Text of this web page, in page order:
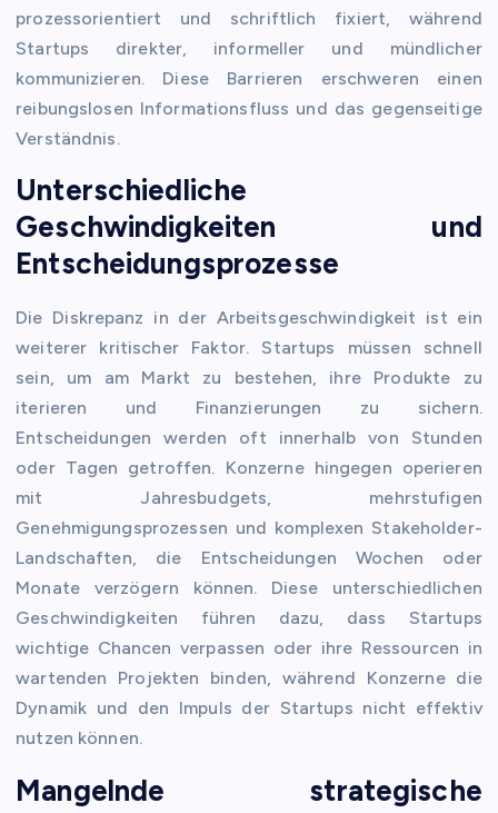
prozessorientiert und schriftlich fixiert, während
Startups direkter, informeller und mündlicher
kommunizieren. Diese Barrieren erschweren einen
reibungslosen Informationsfluss und das gegenseitige
Verständnis.
Unterschiedliche
Geschwindigkeiten und
Entscheidungsprozesse
Die Diskrepanz in der Arbeitsgeschwindigkeit ist ein
weiterer kritischer Faktor. Startups müssen schnell
sein, um am Markt zu bestehen, ihre Produkte zu
iterieren und Finanzierungen zu sichern.
Entscheidungen werden oft innerhalb von Stunden
oder Tagen getroffen. Konzerne hingegen operieren
mit Jahresbudgets, mehrstufigen
Genehmigungsprozessen und komplexen Stakeholder-
Landschaften, die Entscheidungen Wochen oder
Monate verzögern können. Diese unterschiedlichen
Geschwindigkeiten führen dazu, dass Startups
wichtige Chancen verpassen oder ihre Ressourcen in
wartenden Projekten binden, während Konzerne die
Dynamik und den Impuls der Startups nicht effektiv
nutzen können.
Mangelnde strategische